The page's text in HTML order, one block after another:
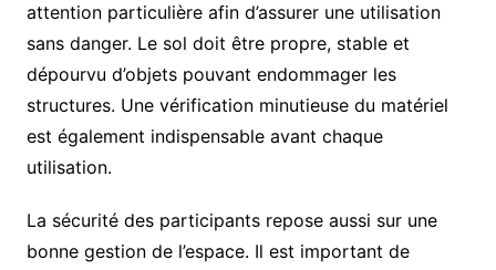
attention particulière afin d’assurer une utilisation
sans danger. Le sol doit être propre, stable et
dépourvu d’objets pouvant endommager les
structures. Une vérification minutieuse du matériel
est également indispensable avant chaque
utilisation.
La sécurité des participants repose aussi sur une
bonne gestion de l’espace. Il est important de